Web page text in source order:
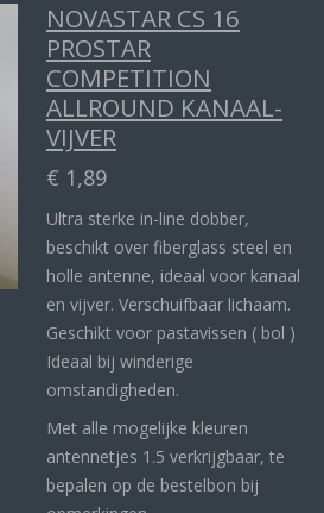
NOVASTAR CS 16
PROSTAR
COMPETITION
ALLROUND KANAAL-
VIJVER
€ 1,89
Ultra sterke in-line dobber,
beschikt over fiberglass steel en
holle antenne, ideaal voor kanaal
en vijver. Verschuifbaar lichaam.
Geschikt voor pastavissen ( bol )
Ideaal bij winderige
omstandigheden.
Met alle mogelijke kleuren
antennetjes 1.5 verkrijgbaar, te
bepalen op de bestelbon bij